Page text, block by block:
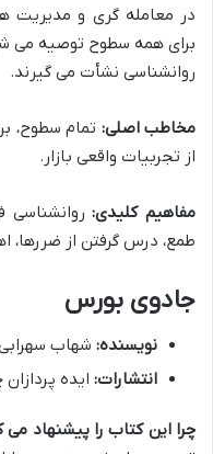
در معامله گری و مدیریت
برای همه سطوح توصیه می
روانشناسی نشأت می گیرند.
مخاطب اصلی: تمام سطوح،
از تجربیات واقعی بازار.
مفاهیم کلیدی:روانشناسی
طمع، درس گرفتن از
جادوی بورس
نویسنده: شهاب
انتشارات: ایده پردازان
چرا این کتاب را پیشنهاد می